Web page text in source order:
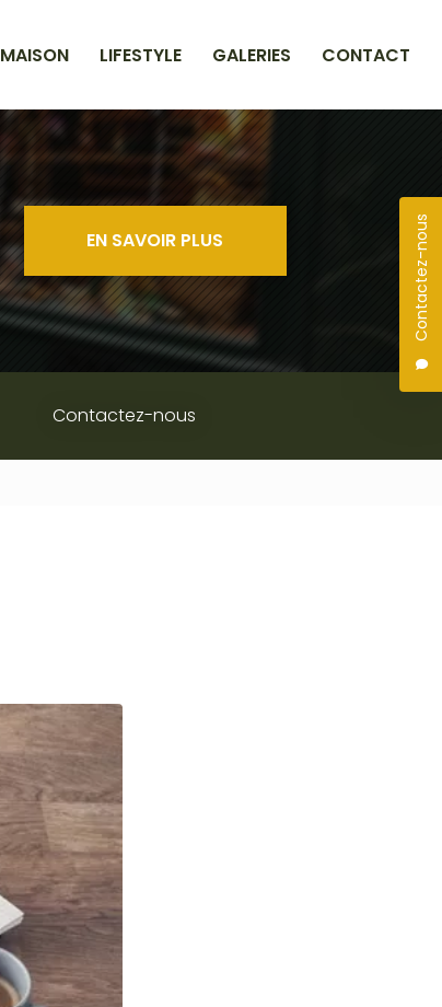
Contactez-nous
MAISON LIFESTYLE GALERIES CONTACT
EN SAVOIR PLUS
Contactez-nous